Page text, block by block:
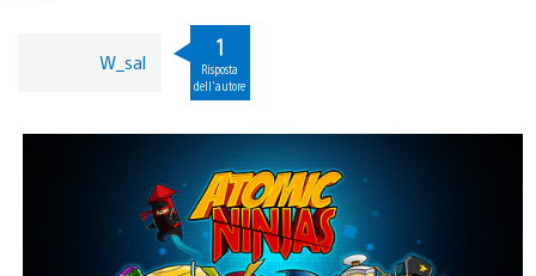
W_sal
1
Risposta
dell'autore